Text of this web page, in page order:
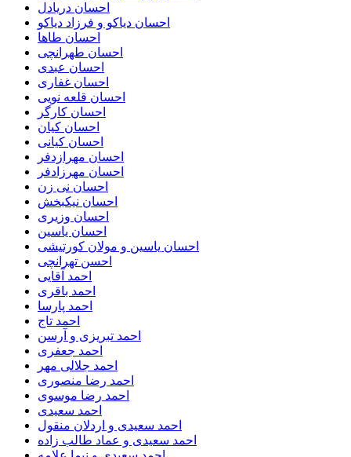
احسان دریادل
احسان دیاکو و فرزاد دیاکو
احسان طاها
احسان طهرانچی
احسان عبدی
احسان غفاری
احسان قلعه نویی
احسان کارگر
احسان کیان
احسان کیانی
احسان مهرازدفر
احسان مهرزادفر
احسان نی زن
احسان نیکبخش
احسان وزیری
احسان یاسین
احسان یاسین و مولان کورتیشی
احسن تهرانچی
احمد آقایی
احمد باقری
احمد پارسا
احمد تاج
احمد تبریزی و آرسن
احمد جعفری
احمد جلالی مهر
احمد رضا منصوری
احمد رضا موسوی
احمد سعیدی
احمد سعیدی و اردلان منقول
احمد سعیدی و عماد طالب زاده